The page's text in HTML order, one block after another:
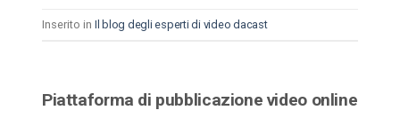
Inserito in Il blog degli esperti di video dacast
Piattaforma di pubblicazione video online